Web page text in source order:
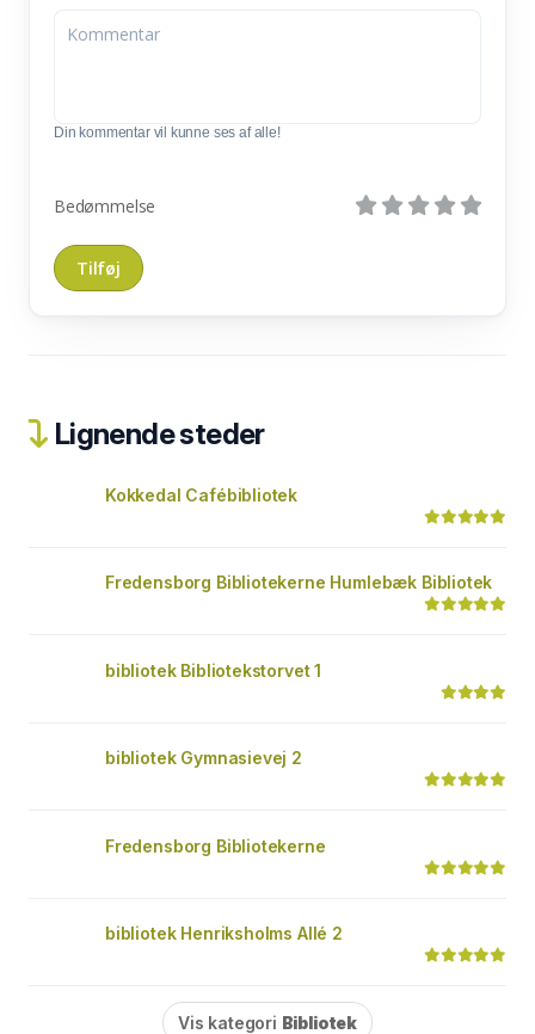
Din kommentar vil kunne ses af alle!
Bedømmelse
Lignende steder
Kokkedal Cafébibliotek
Fredensborg Bibliotekerne Humlebæk Bibliotek
bibliotek Bibliotekstorvet 1
bibliotek Gymnasievej 2
Fredensborg Bibliotekerne
bibliotek Henriksholms Allé 2
Vis kategori Bibliotek